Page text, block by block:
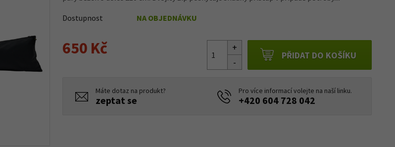
Dostupnost NA OBJEDNÁVKU
650 Kč PŘIDAT DO KOŠÍKU
Máte dotaz na produkt?
zeptat se
Pro více informací volejte na naší linku.
+420 604 728 042